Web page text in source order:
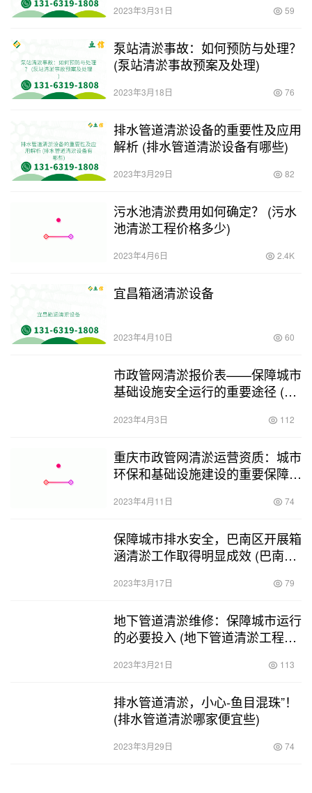
2023年3月31日 59
泵站清淤事故：如何预防与处理？
(泵站清淤事故预案及处理)
2023年3月18日 76
排水管道清淤设备的重要性及应用
解析 (排水管道清淤设备有哪些)
2023年3月29日 82
污水池清淤费用如何确定？ (污水
池清淤工程价格多少)
2023年4月6日 2.4K
宜昌箱涵清淤设备
2023年4月10日 60
市政管网清淤报价表——保障城市
基础设施安全运行的重要途径 (市
2023年4月3日 112
重庆市政管网清淤运营资质：城市
环保和基础设施建设的重要保障
2023年4月11日 74
保障城市排水安全，巴南区开展箱
涵清淤工作取得明显成效 (巴南区
2023年3月17日 79
地下管道清淤维修：保障城市运行
的必要投入 (地下管道清淤工程价
2023年3月21日 113
排水管道清淤，小心-鱼目混珠”！
(排水管道清淤哪家便宜些)
2023年3月29日 74